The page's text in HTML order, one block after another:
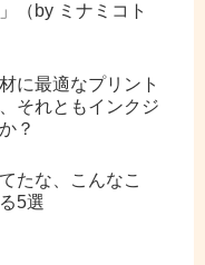
（by ミナミコト
に最適なプリント
それともインクジ
？
たな、こんなこ
5選